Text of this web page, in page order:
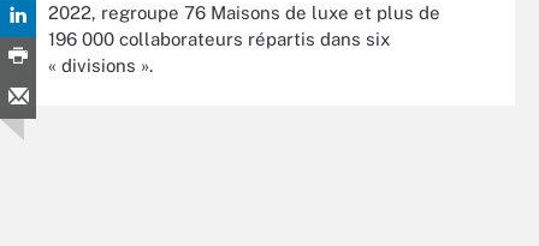
2022, regroupe 76 Maisons de luxe et plus de
196 000 collaborateurs répartis dans six
« divisions ».